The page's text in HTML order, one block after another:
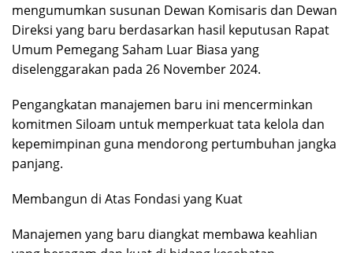
mengumumkan susunan Dewan Komisaris dan Dewan
Direksi yang baru berdasarkan hasil keputusan Rapat
Umum Pemegang Saham Luar Biasa yang
diselenggarakan pada 26 November 2024.
Pengangkatan manajemen baru ini mencerminkan
komitmen Siloam untuk memperkuat tata kelola dan
kepemimpinan guna mendorong pertumbuhan jangka
panjang.
Membangun di Atas Fondasi yang Kuat
Manajemen yang baru diangkat membawa keahlian